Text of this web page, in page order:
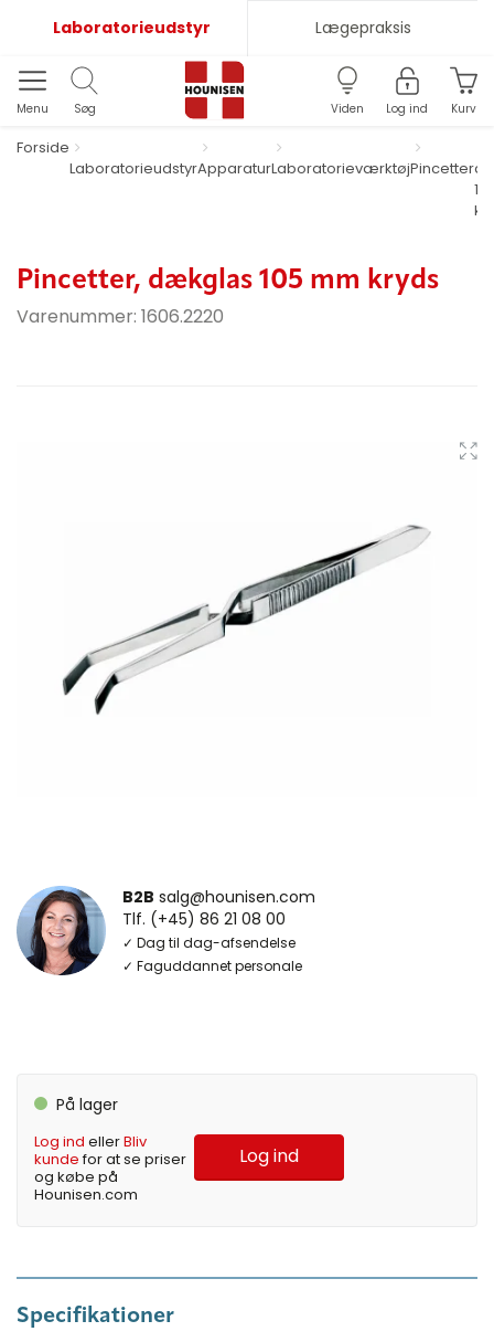
Laboratorieudstyr Lægepraksis
Menu Søg Viden Log ind Kurv
Forside
LaboratorieudstyrApparaturLaboratorieværktøjPincetter
Pincetter, dækglas 105 mm kryds
Varenummer: 1606.2220
B2B salg@hounisen.com
Tlf. (+45) 86 21 08 00
✓ Dag til dag-afsendelse
✓ Faguddannet personale
På lager
Log ind ellerBliv
kundefor at se priser
og købe på
Hounisen.com
Log ind
Specifikationer